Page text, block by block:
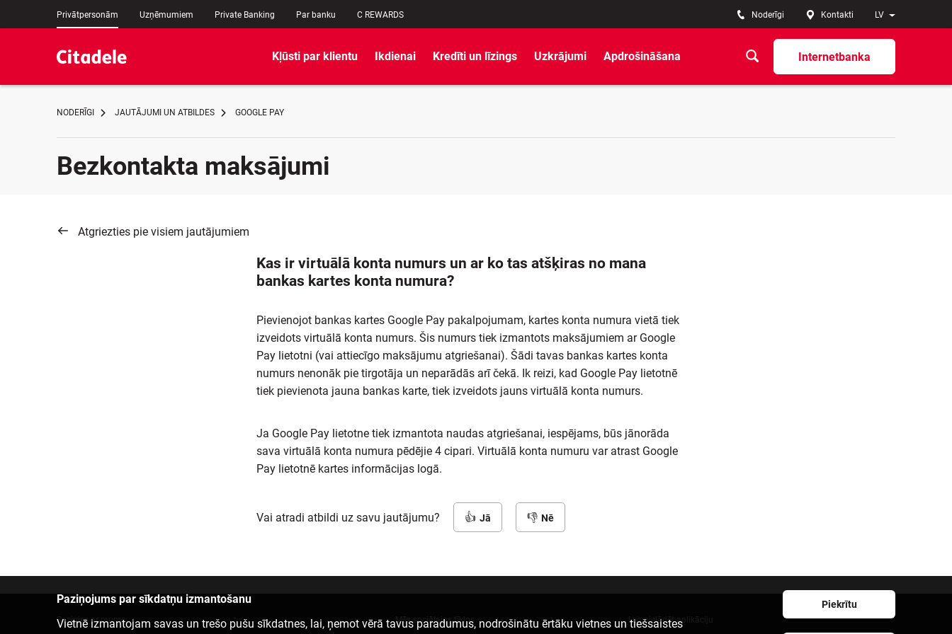
Privātpersonām Uzņēmumiem Private Banking Par banku C REWARDS LV
Noderīgi Kontakti
Internetbanka
Kļūsti par klientu Ikdienai Kredīti un līzings Uzkrājumi Apdrošināšana
NODERĪGI JAUTĀJUMI UN ATBILDES GOOGLE PAY
Bezkontakta maksājumi
Atgriezties pie visiem jautājumiem
Kas ir virtuālā konta numurs un ar ko tas atšķiras no mana
bankas kartes konta numura?
Pievienojot bankas kartes Google Pay pakalpojumam, kartes konta numura vietā tiek
izveidots virtuālā konta numurs. Šis numurs tiek izmantots maksājumiem ar Google
Pay lietotni (vai attiecīgo maksājumu atgriešanai). Šādi tavas bankas kartes konta
numurs nenonāk pie tirgotāja un neparādās arī čekā. Ik reizi, kad Google Pay lietotnē
tiek pievienota jauna bankas karte, tiek izveidots jauns virtuālā konta numurs.
Ja Google Pay lietotne tiek izmantota naudas atgriešanai, iespējams, būs jānorāda
sava virtuālā konta numura pēdējie 4 cipari. Virtuālā konta numuru var atrast Google
Pay lietotnē kartes informācijas logā.
Vai atradi atbildi uz savu jautājumu? Jā Nē
Paziņojums par sīkdatņu izmantošanu
Vietnē izmantojam savas un trešo pušu sīkdatnes, lai, ņemot vērā tavus paradumus, nodrošinātu ērtāku vietnes un tiešsaistes
Piekrītu
Sazinies ar mums Mēs sociālajos tīklos Lejupielādēt aplikāciju